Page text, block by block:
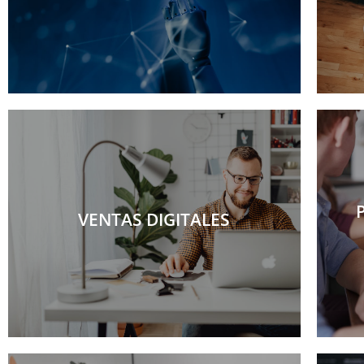
VENTAS DIGITALES
VENTAS DIGITALES
Más información